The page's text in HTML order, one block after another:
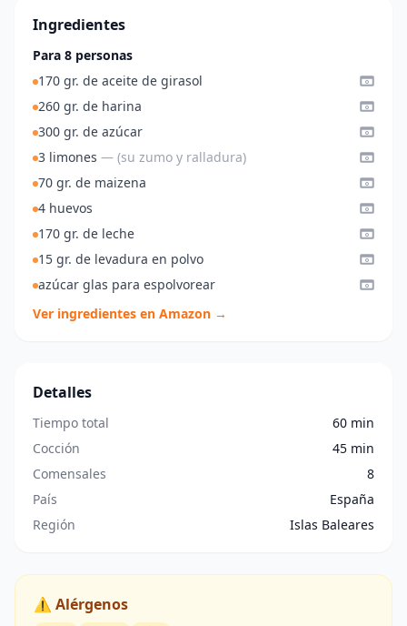
Ingredientes
Para 8 personas
170 gr. de aceite de girasol
260 gr. de harina
300 gr. de azúcar
3 limones — (su zumo y ralladura)
70 gr. de maizena
4 huevos
170 gr. de leche
15 gr. de levadura en polvo
azúcar glas para espolvorear
Ver ingredientes en Amazon →
Detalles
Tiempo total
60 min
Cocción
45 min
Comensales
8
País
España
Región
Islas Baleares
⚠️ Alérgenos